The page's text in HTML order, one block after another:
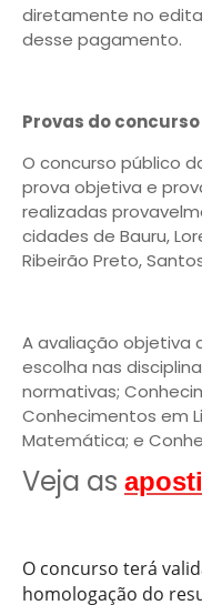
diretamente no
desse pagamento.
Provas do concurso
O concurso público
prova objetiva e
realizadas
cidades de Bauru,
Ribeirão Preto,
A avaliação objetiva
escolha nas
normativas;
Conhecimentos em
Matemática; e
Veja as
O concurso terá
homologação do